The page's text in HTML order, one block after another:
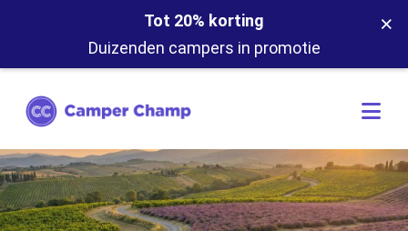
Tot 20% korting
Duizenden campers in promotie
×